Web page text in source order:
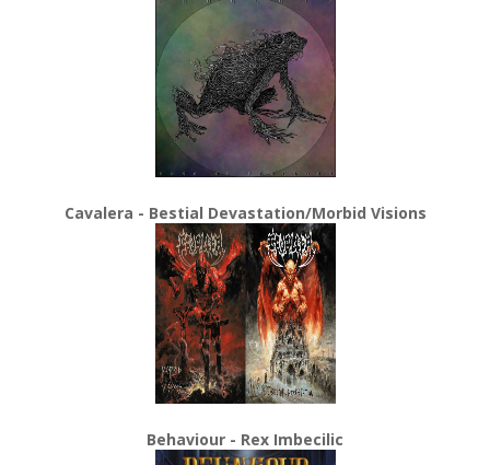
Cavalera - Bestial Devastation/Morbid Visions
Behaviour - Rex Imbecilic